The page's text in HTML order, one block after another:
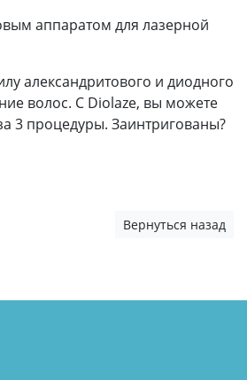
аппаратом для лазерной
александритового и диодного
волос. С Diolaze, вы можете
3 процедуры. Заинтригованы?
Вернуться назад